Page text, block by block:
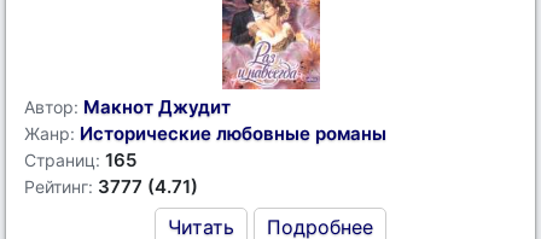
Автор: Макнот Джудит
Жанр: Исторические любовные романы
Страниц: 165
Рейтинг: 3777 (4.71)
Читать Подробнее